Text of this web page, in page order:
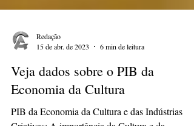
15 de abr. de 2023
6 min de leitura
Veja dados sobre o PIB da
Economia da Cultura